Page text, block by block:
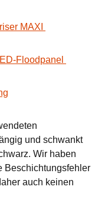
MAXI
Floodpanel
und schwankt
Wir haben
Beschichtungsfehler
auch keinen